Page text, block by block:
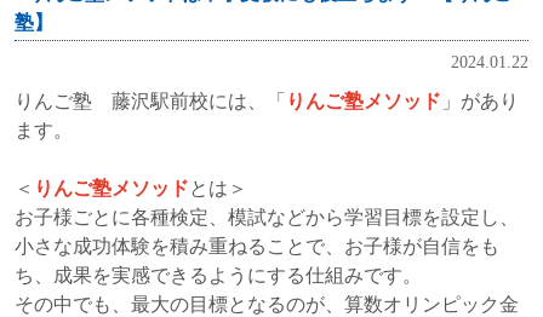
塾】
2024.01.22
りんご塾 藤沢駅前校には、「 りんご塾メソッド 」があり
ます。
＜ りんご塾メソッドとは＞
お子様ごとに各種検定、模試などから学習目標を設定し、
小さな成功体験を積み重ねることで、お子様が自信をも
ち、成果を実感できるようにする仕組みです。
その中でも、最大の目標となるのが、算数オリンピック金